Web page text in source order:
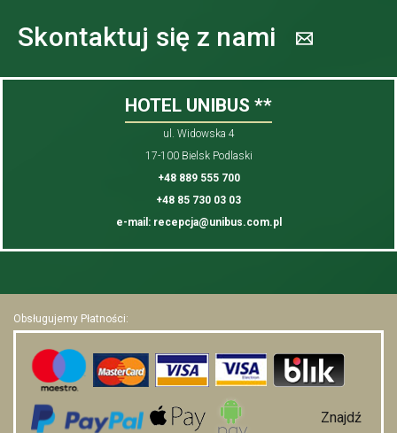
Skontaktuj się z nami
HOTEL UNIBUS **
ul. Widowska 4
17-100 Bielsk Podlaski
+48 889 555 700
+48 85 730 03 03
e-mail: recepcja@unibus.com.pl
Obsługujemy Płatności:
Znajdź